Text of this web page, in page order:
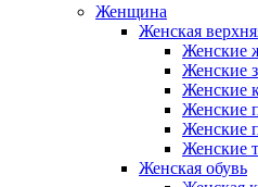
Женщина
Женская
Женские
Женские
Женские
Женские
Женские
Женские
Женская обувь